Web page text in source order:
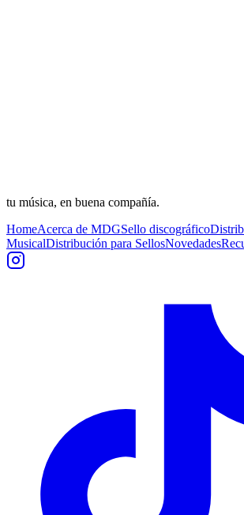
tu música, en buena compañía.
HomeAcerca de MDGSello discográfico
MusicalDistribución para SellosNovedades